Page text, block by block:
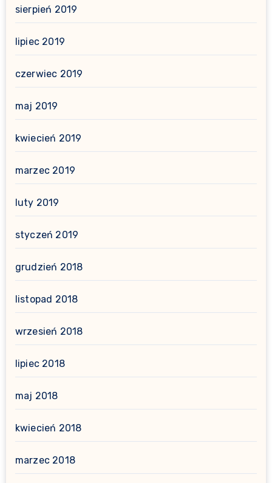
sierpień 2019
lipiec 2019
czerwiec 2019
maj 2019
kwiecień 2019
marzec 2019
luty 2019
styczeń 2019
grudzień 2018
listopad 2018
wrzesień 2018
lipiec 2018
maj 2018
kwiecień 2018
marzec 2018